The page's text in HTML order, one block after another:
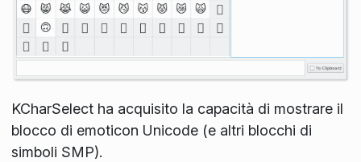
KCharSelect ha acquisito la capacità di mostrare il
blocco di emoticon Unicode (e altri blocchi di
simboli SMP).